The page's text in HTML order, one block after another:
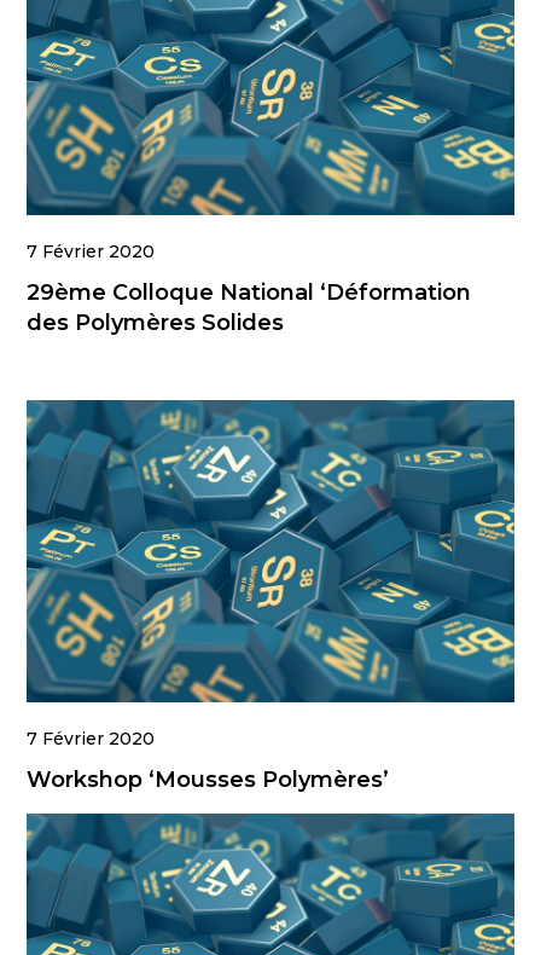
7 Février 2020
29ème Colloque National ‘Déformation
des Polymères Solides
7 Février 2020
Workshop ‘Mousses Polymères’